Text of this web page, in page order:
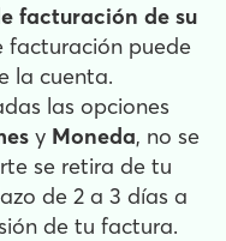
facturación de su
facturación puede
la cuenta.
las opciones
y Moneda, no se
se retira de tu
de 2 a 3 días a
de tu factura.